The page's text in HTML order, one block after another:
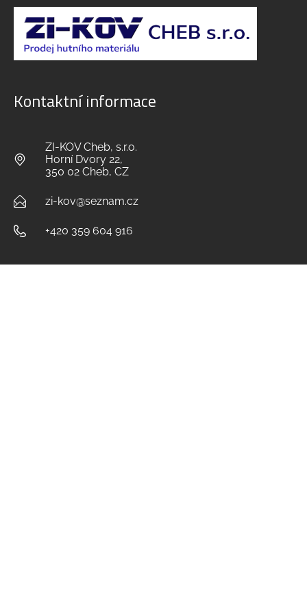
Kontaktní informace
ZI-KOV Cheb, s.r.o.
Horní Dvory 22,
350 02 Cheb, CZ
zi-kov@seznam.cz
+420 359 604 916